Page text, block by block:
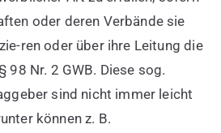
oder deren Verbände sie
ren oder über ihre Leitung die
98 Nr. 2 GWB. Diese sog.
sind nicht immer leicht
können z. B.